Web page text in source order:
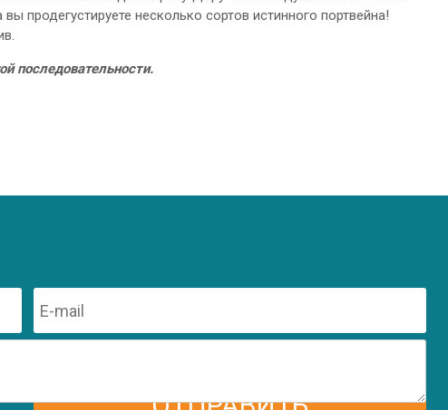
продегустируете несколько сортов истинного портвейна!
последовательности.